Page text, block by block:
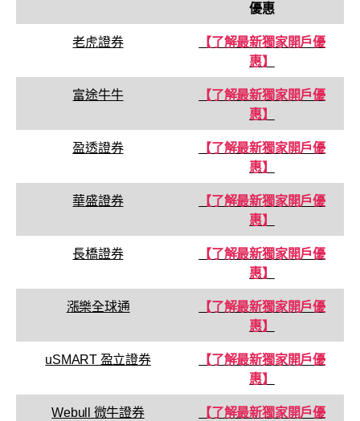
優惠
老虎證券
【了解最新獨家開戶優
惠】
富途牛牛
【了解最新獨家開戶優
惠】
盈透證券
【了解最新獨家開戶優
惠】
華盛證券
【了解最新獨家開戶優
惠】
長橋證券
【了解最新獨家開戶優
惠】
漲樂全球通
【了解最新獨家開戶優
惠】
uSMART 盈立證券
【了解最新獨家開戶優
惠】
Webull 微牛證券
【了解最新獨家開戶優